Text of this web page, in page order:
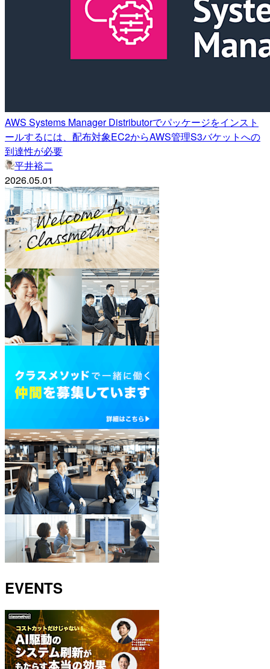
AWS Systems Manager Distributorでパッケージをインスト
ールするには、配布対象EC2からAWS管理S3バケットへの
到達性が必要
平井裕二
2026.05.01
EVENTS